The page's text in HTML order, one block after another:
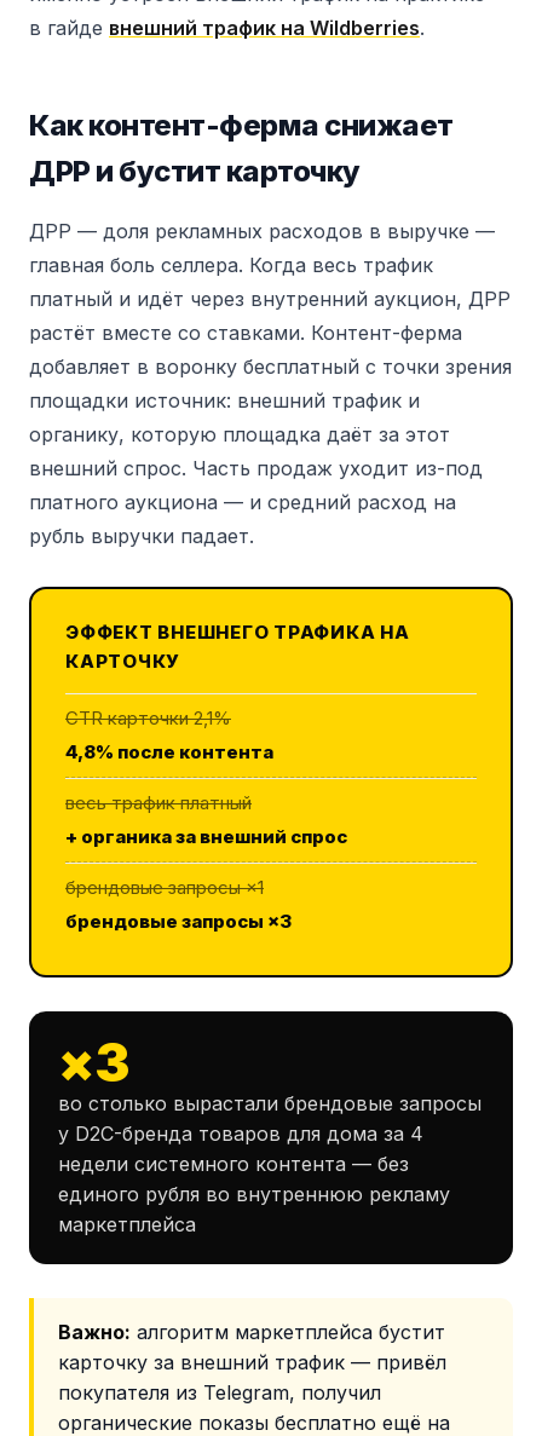
в гайде внешний трафик на Wildberries.
Как контент-ферма снижает
ДРР и бустит карточку
ДРР — доля рекламных расходов в выручке —
главная боль селлера. Когда весь трафик
платный и идёт через внутренний аукцион, ДРР
растёт вместе со ставками. Контент-ферма
добавляет в воронку бесплатный с точки зрения
площадки источник: внешний трафик и
органику, которую площадка даёт за этот
внешний спрос. Часть продаж уходит из-под
платного аукциона — и средний расход на
рубль выручки падает.
ЭФФЕКТ ВНЕШНЕГО ТРАФИКА НА
КАРТОЧКУ
CTR карточки 2,1%
4,8% после контента
весь трафик платный
+ органика за внешний спрос
брендовые запросы ×1
брендовые запросы ×3
×3
во столько вырастали брендовые запросы
у D2C-бренда товаров для дома за 4
недели системного контента — без
единого рубля во внутреннюю рекламу
маркетплейса
Важно: алгоритм маркетплейса бустит
карточку за внешний трафик — привёл
покупателя из Telegram, получил
органические показы бесплатно ещё на